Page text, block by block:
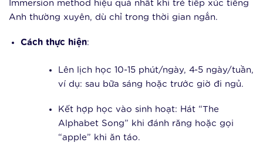
Immersion method hiệu quả nhất khi trẻ tiếp xúc tiếng
Anh thường xuyên, dù chỉ trong thời gian ngắn.
Cách thực hiện:
Lên lịch học 10-15 phút/ngày, 4-5 ngày/tuần,
ví dụ: sau bữa sáng hoặc trước giờ đi ngủ.
Kết hợp học vào sinh hoạt: Hát “The
Alphabet Song” khi đánh răng hoặc gọi
“apple” khi ăn táo.